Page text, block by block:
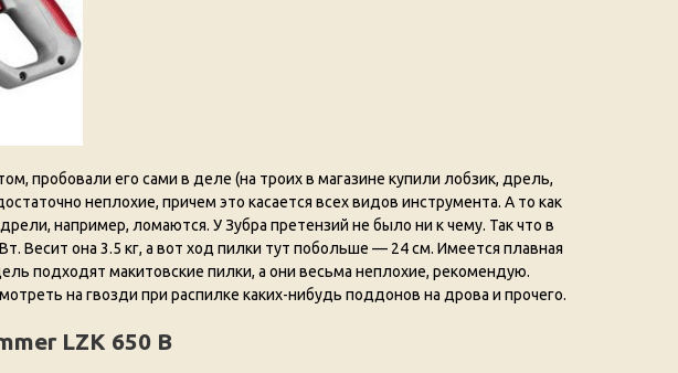
пробовали его сами в деле (на троих в магазине купили лобзик, дрель,
неплохие, причем это касается всех видов инструмента. А то как
например, ломаются. У Зубра претензий не было ни к чему. Так что в
Весит она 3.5 кг, а вот ход пилки тут побольше — 24 см. Имеется плавная
подходят макитовские пилки, а они весьма неплохие, рекомендую.
на гвозди при распилке каких-нибудь поддонов на дрова и прочего.
LZK 650 B